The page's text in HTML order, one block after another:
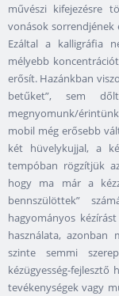
művészi kifejezésre
vonások sorrendjének
Ezáltal a kalligráfia
mélyebb
erősít. Hazánkban
betűket”, sem
megnyomunk/
mobil még erősebb
két hüvelykujjal, a
tempóban rögzítjük
hogy ma már a
bennszülöttek”
hagyományos
használata, azonban
szinte semmi
kézügyesség-
tevékenységek vagy